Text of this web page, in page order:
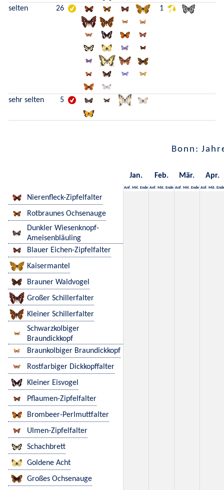
selten 26 1
sehr selten 5
Bonn:
Jan. Feb. Mär. Apr.
Anf. Mit. Ende Anf. Mit. Ende Anf. Mit. Ende Anf. Mit. Ende
Nierenfleck-Zipfelfalter
Rotbraunes Ochsenauge
Dunkler Wiesenknopf-
Ameisenbläuling
Blauer Eichen-Zipfelfalter
Kaisermantel
Brauner Waldvogel
Großer Schillerfalter
Kleiner Schillerfalter
Schwarzkolbiger
Braundickkopf
Braunkolbiger Braundickkopf
Rostfarbiger Dickkopffalter
Kleiner Eisvogel
Pflaumen-Zipfelfalter
Brombeer-Perlmuttfalter
Ulmen-Zipfelfalter
Schachbrett
Goldene Acht
Großes Ochsenauge